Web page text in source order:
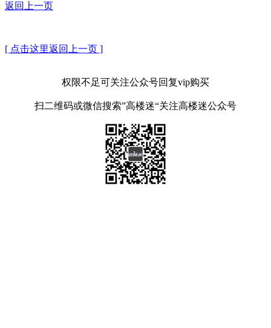
返回上一页
[ 点击这里返回上一页 ]
权限不足可关注公众号回复vip购买
扫二维码或微信搜索”高楼迷“关注高楼迷公众号